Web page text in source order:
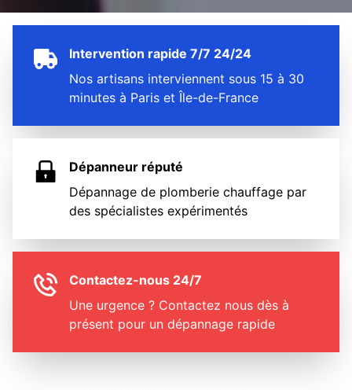
Intervention rapide 7/7 24/24
Nos artisans interviennent sous 15 à 30
minutes à Paris et Île-de-France
Dépanneur réputé
Dépannage de plomberie chauffage par
des spécialistes expérimentés
Contactez-nous 24/7
Une urgence ? Contactez nous dès à
présent pour un dépannage rapide